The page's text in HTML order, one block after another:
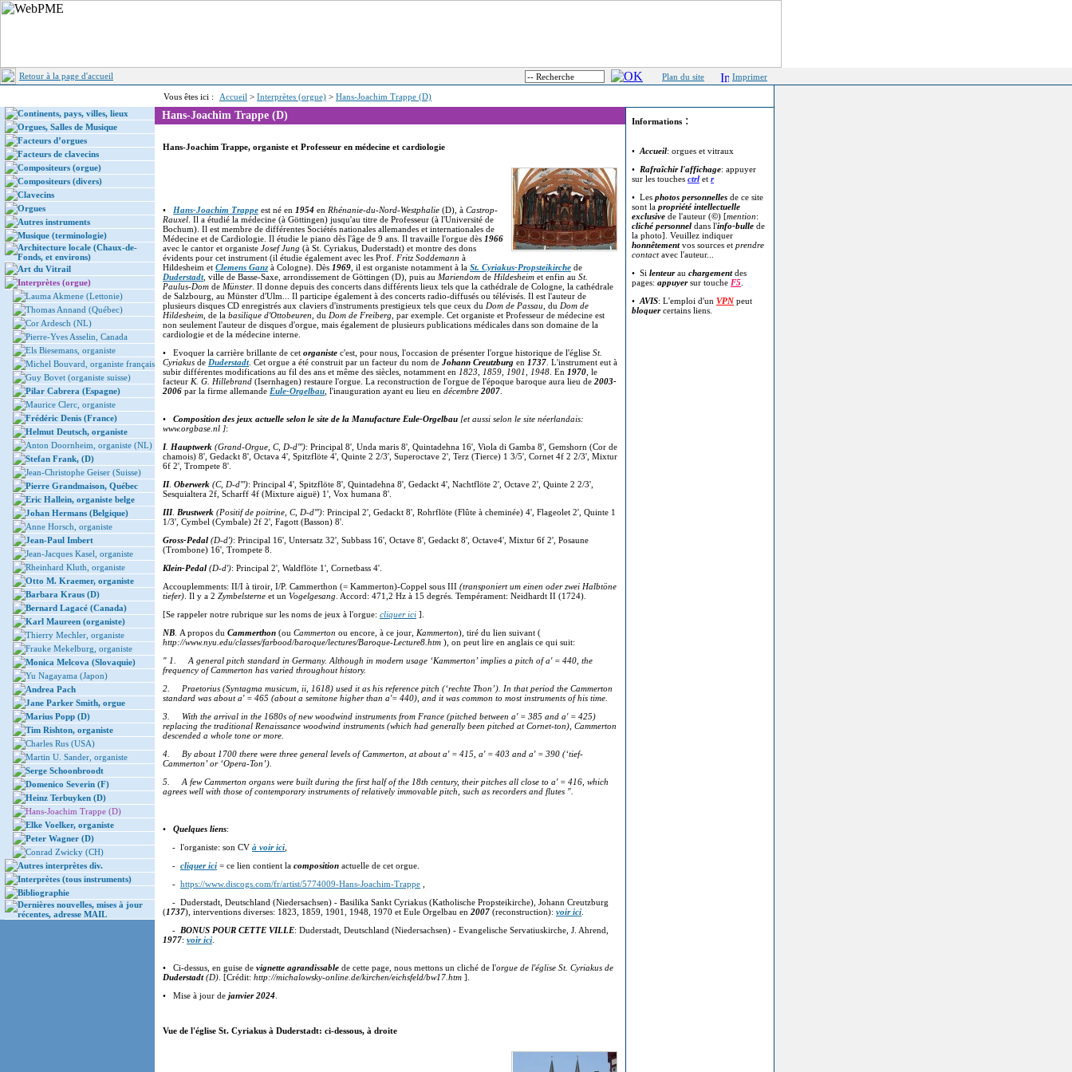
Retour à la page d'accueil Plan du site Imprimer
Vous êtes ici : Accueil > Interprètes (orgue) > Hans-Joachim Trappe (D)
Continents, pays, villes, lieux
Orgues, Salles de Musique
Facteurs d’orgues
Facteurs de clavecins
Compositeurs (orgue)
Compositeurs (divers)
Clavecins
Orgues
Autres instruments
Musique (terminologie)
Architecture locale (Chaux-de-
Fonds, et environs)
Art du Vitrail
Interprètes (orgue)
Lauma Akmene (Lettonie)
Thomas Annand (Québec)
Cor Ardesch (NL)
Pierre-Yves Asselin, Canada
Els Biesemans, organiste
Michel Bouvard, organiste français
Guy Bovet (organiste suisse)
Pilar Cabrera (Espagne)
Maurice Clerc, organiste
Frédéric Denis (France)
Helmut Deutsch, organiste
Anton Doornheim, organiste (NL)
Stefan Frank, (D)
Jean-Christophe Geiser (Suisse)
Pierre Grandmaison, Québec
Eric Hallein, organiste belge
Johan Hermans (Belgique)
Anne Horsch, organiste
Jean-Paul Imbert
Jean-Jacques Kasel, organiste
Rheinhard Kluth, organiste
Otto M. Kraemer, organiste
Barbara Kraus (D)
Bernard Lagacé (Canada)
Karl Maureen (organiste)
Thierry Mechler, organiste
Frauke Mekelburg, organiste
Monica Melcova (Slovaquie)
Yu Nagayama (Japon)
Andrea Pach
Jane Parker Smith, orgue
Marius Popp (D)
Tim Rishton, organiste
Charles Rus (USA)
Martin U. Sander, organiste
Serge Schoonbroodt
Domenico Severin (F)
Heinz Terbuyken (D)
Hans-Joachim Trappe (D)
Elke Voelker, organiste
Peter Wagner (D)
Conrad Zwicky (CH)
Autres interprètes div.
Interprètes (tous instruments)
Bibliographie
Dernières nouvelles, mises à jour
récentes, adresse MAIL
Hans-Joachim Trappe (D)
Hans-Joachim Trappe, organiste et Professeur en médecine et cardiologie
• Hans-Joachim Trappe est né en 1954 en Rhénanie-du-Nord-Westphalie (D), à Castrop-
Rauxel . Il a étudié la médecine (à Göttingen) jusqu'au titre de Professeur (à l'Université de
Bochum). Il est membre de différentes Sociétés nationales allemandes et internationales de
Médecine et de Cardiologie. Il étudie le piano dès l'âge de 9 ans. Il travaille l'orgue dès 1966
avec le cantor et organiste Josef Jung (à St. Cyriakus, Duderstadt) et montre des dons
évidents pour cet instrument (il étudie également avec les Prof. Fritz Soddemann à
Hildesheim et Clemens Ganz à Cologne). Dès 1969 , il est organiste notamment à la St. Cyriakus-Propsteikirche de
Duderstadt, ville de Basse-Saxe, arrondissement de Göttingen (D), puis au Mariendom de Hildesheim et enfin au St.
Paulus-Dom de Münster. Il donne depuis des concerts dans différents lieux tels que la cathédrale de Cologne, la cathédrale
de Salzbourg, au Münster d'Ulm... Il participe également à des concerts radio-diffusés ou télévisés. Il est l'auteur de
plusieurs disques CD enregistrés aux claviers d'instruments prestigieux tels que ceux du Dom de Passau , du Dom de
Hildesheim , de la basilique d'Ottobeuren , du Dom de Freiberg , par exemple. Cet organiste et Professeur de médecine est
non seulement l'auteur de disques d'orgue, mais également de plusieurs publications médicales dans son domaine de la
cardiologie et de la médecine interne.
• Evoquer la carrière brillante de cet organiste c'est, pour nous, l'occasion de présenter l'orgue historique de l'église St.
Cyriakus de Duderstadt. Cet orgue a été construit par un facteur du nom de Johann Creutzburg en 1737 . L'instrument eut à
subir différentes modifications au fil des ans et même des siècles, notamment en 1823 1859 1901 1948 . En 1970 , le
facteur K. G. Hillebrand (Isernhagen) restaure l'orgue. La reconstruction de l'orgue de l'époque baroque aura lieu de 2003-
2006 par la firme allemande Eule-Orgelbau , l'inauguration ayant eu lieu en décembre 2007
• Composition des jeux actuelle selon le site de la Manufacture Eule-Orgelbau [et aussi selon le site néerlandais:
www.orgbase.nl ]:
I. Hauptwerk (Grand-Orgue, C, D-d'''): Principal 8', Unda maris 8', Quintadehna 16', Viola di Gamba 8', Gemshorn (Cor de
chamois) 8', Gedackt 8', Octava 4', Spitzflöte 4', Quinte 2 2/3', Superoctave 2', Terz (Tierce) 1 3/5', Cornet 4f 2 2/3', Mixtur
6f 2', Trompete 8'.
II. Oberwerk (C, D-d'''): Principal 4', Spitzflöte 8', Quintadehna 8', Gedackt 4', Nachtflöte 2', Octave 2', Quinte 2 2/3',
Sesquialtera 2f, Scharff 4f (Mixture aiguë) 1', Vox humana 8'.
III. Brustwerk (Positif de poitrine, C, D-d'''): Principal 2', Gedackt 8', Rohrflöte (Flûte à cheminée) 4', Flageolet 2', Quinte 1
1/3', Cymbel (Cymbale) 2f 2', Fagott (Basson) 8'.
Gross-Pedal (D-d'): Principal 16', Untersatz 32', Subbass 16', Octave 8', Gedackt 8', Octave4', Mixtur 6f 2', Posaune
(Trombone) 16', Trompete 8.
Klein-Pedal (D-d'): Principal 2', Waldflöte 1', Cornetbass 4'.
Accouplemments: II/I à tiroir, I/P. Cammerthon (= Kammerton)-Coppel sous III (transponiert um einen oder zwei Halbtöne
tiefer) . Il y a 2 Zymbelsterne et un Vogelgesang . Accord: 471,2 Hz à 15 degrés. Tempérament: Neidhardt II (1724).
[Se rappeler notre rubrique sur les noms de jeux à l'orgue: cliquer ici ].
NB . A propos du Cammerthon (ou Cammerton ou encore, à ce jour, Kammerton), tiré du lien suivant (
http://www.nyu.edu/classes/farbood/baroque/lectures/Baroque-Lecture8.htm ), on peut lire en anglais ce qui suit:
" 1. A general pitch standard in Germany. Although in modern usage ‘Kammerton’ implies a pitch of a' = 440, the
frequency of Cammerton has varied throughout history.
2. Praetorius (Syntagma musicum, ii, 1618) used it as his reference pitch (‘rechte Thon’). In that period the Cammerton
standard was about a' = 465 (about a semitone higher than a'= 440), and it was common to most instruments of his time.
3. With the arrival in the 1680s of new woodwind instruments from France (pitched between a' = 385 and a' = 425)
replacing the traditional Renaissance woodwind instruments (which had generally been pitched at Cornet-ton), Cammerton
descended a whole tone or more.
4. By about 1700 there were three general levels of Cammerton, at about a' = 415, a' = 403 and a' = 390 (‘tief-
Cammerton’ or ‘Opera-Ton’).
5. A few Cammerton organs were built during the first half of the 18th century, their pitches all close to a' = 416, which
agrees well with those of contemporary instruments of relatively immovable pitch, such as recorders and flutes ".
• Quelques liens:
- l'organiste: son CV à voir ici
- cliquer ici = ce lien contient la composition actuelle de cet orgue.
- https://www.discogs.com/fr/artist/5774009-Hans-Joachim-Trappe
- Duderstadt, Deutschland (Niedersachsen) - Basilika Sankt Cyriakus (Katholische Propsteikirche), Johann Creutzburg
(1737), interventions diverses: 1823, 1859, 1901, 1948, 1970 et Eule Orgelbau en 2007 (reconstruction): voir ici
- BONUS POUR CETTE VILLE: Duderstadt, Deutschland (Niedersachsen) - Evangelische Servatiuskirche, J. Ahrend,
1977: voir ici
• Ci-dessus, en guise de vignette agrandissable de cette page, nous mettons un cliché de l'orgue de l'église St. Cyriakus de
Duderstadt(D) . [Crédit: http://michalowsky-online.de/kirchen/eichsfeld/bw17.htm ].
• Mise à jour de janvier 2024
Vue de l'église St. Cyriakus à Duderstadt: ci-dessous, à droite
Informations :
• Accueil: orgues et vitraux
• Rafraîchir l'affichage: appuyer
sur les touches ctrl et r
• Les photos personnelles de ce site
sont la propriété intellectuelle
exclusive de l'auteur (©) [mention:
cliché personnel dans l'info-bulle de
la photo]. Veuillez indiquer
honnêtementvos sources et prendre
contactavec l'auteur...
• Si lenteurau chargementdes
pages: appuyersur touche F5
• AVIS: L'emploi d'un VPNpeut
bloquercertains liens.